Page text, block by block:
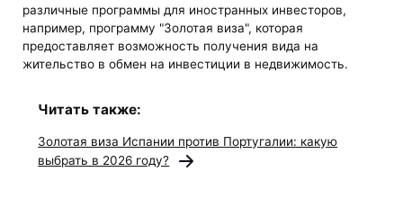
различные программы для иностранных инвесторов,
например, программу "Золотая виза", которая
предоставляет возможность получения вида на
жительство в обмен на инвестиции в недвижимость.
Читать также:
Золотая виза Испании против Португалии: какую
выбрать в 2026 году?